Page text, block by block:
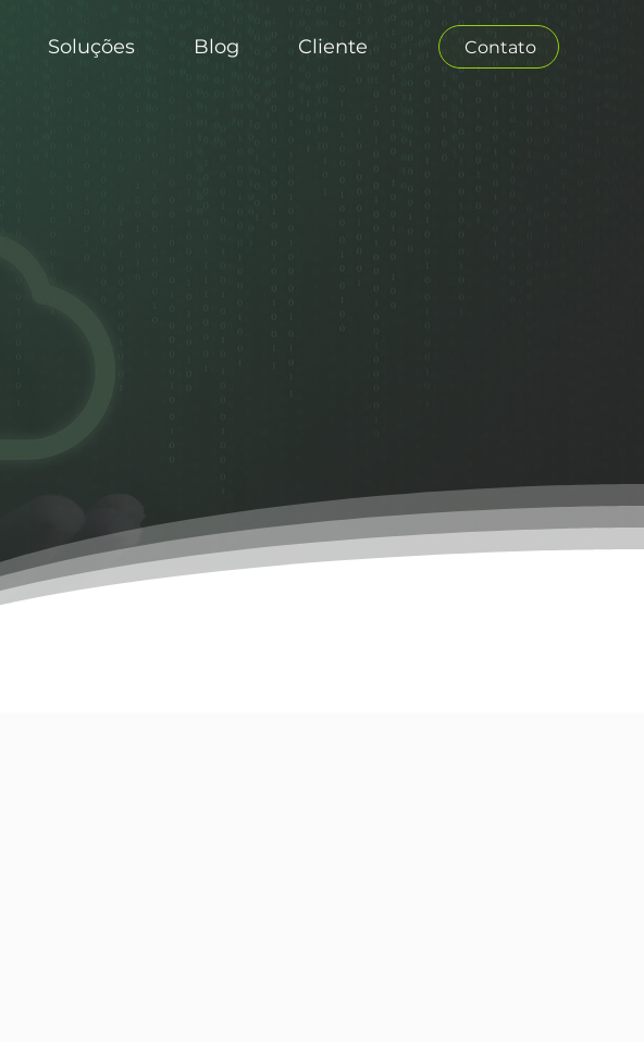
Soluções Blog Cliente Contato